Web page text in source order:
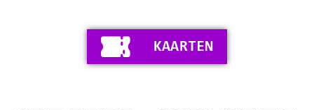
FOTO'S
KAARTEN